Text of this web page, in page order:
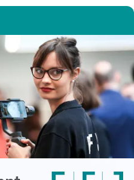
actualités